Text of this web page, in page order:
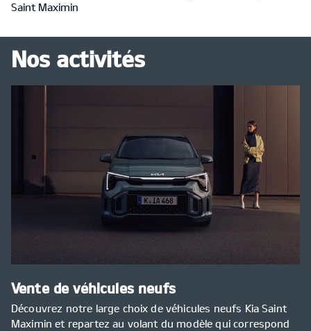
Saint Maximin
Nos activités
Vente de véhicules neufs
Découvrez notre large choix de véhicules neufs Kia Saint
Maximin et repartez au volant du modèle qui correspond